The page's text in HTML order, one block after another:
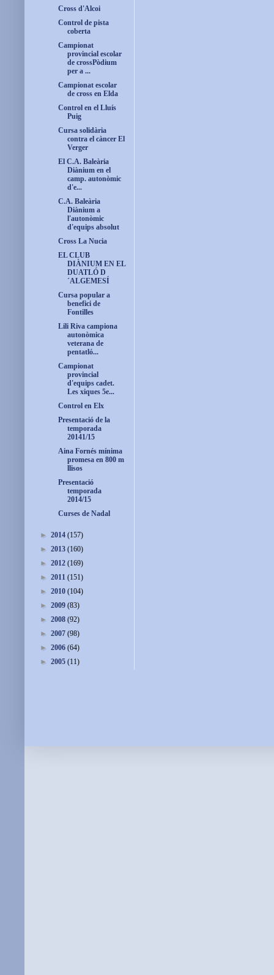
Cross d'Alcoi
Control de pista
coberta
Campionat
provincial escolar
de crossPòdium
per a ...
Campionat escolar
de cross en Elda
Control en el Lluís
Puig
Cursa solidària
contra el càncer El
Verger
El C.A. Baleària
Diànium en el
camp. autonòmic
d'e...
C.A. Baleària
Diànium a
l'autonòmic
d'equips absolut
Cross La Nucia
EL CLUB
DIÀNIUM EN EL
DUATLÓ D
´ALGEMESÍ
Cursa popular a
benefici de
Fontilles
Lili Riva campiona
autonòmica
veterana de
pentatló...
Campionat
provincial
d'equips cadet.
Les xiques 5e...
Control en Elx
Presentació de la
temporada
20141/15
Aina Fornés mínima
promesa en 800 m
llisos
Presentació
temporada
2014/15
Curses de Nadal
► 2014 (157)
► 2013 (160)
► 2012 (169)
► 2011 (151)
► 2010 (104)
► 2009 (83)
► 2008 (92)
► 2007 (98)
► 2006 (64)
► 2005 (11)